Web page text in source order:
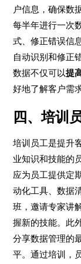
户信息，确保数
每半年进行一次
式、修正错误信
自动识别和修正
数据不仅可以提
好地了解客户需
四、培训
培训员工是提升
业知识和技能的
应为员工提供定
动化工具、数据
班，邀请专家讲
握新的技能。此
分享数据管理的
平。通过培训，